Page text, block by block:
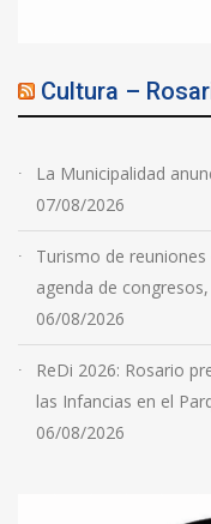
Cultura –
La Municipalidad
07/08/2026
Turismo de
agenda de
06/08/2026
ReDi 2026: Rosario
las Infancias en el
06/08/2026